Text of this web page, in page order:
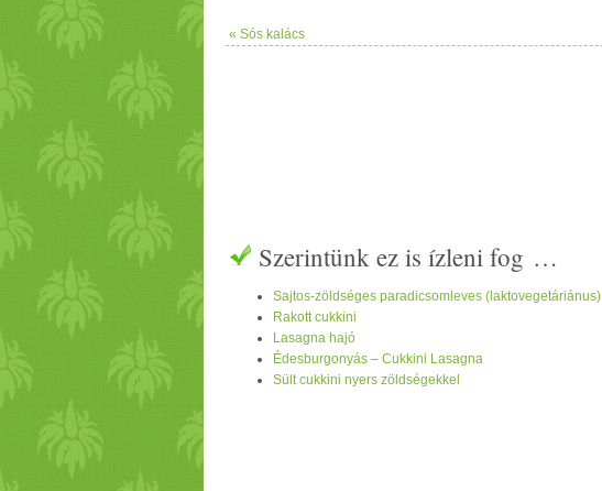
« Sós kalács
Szerintünk ez is ízleni fog …
Sajtos-zöldséges paradicsomleves (laktovegetáriánus)
Rakott cukkini
Lasagna hajó
Édesburgonyás – Cukkini Lasagna
Sült cukkini nyers zöldségekkel